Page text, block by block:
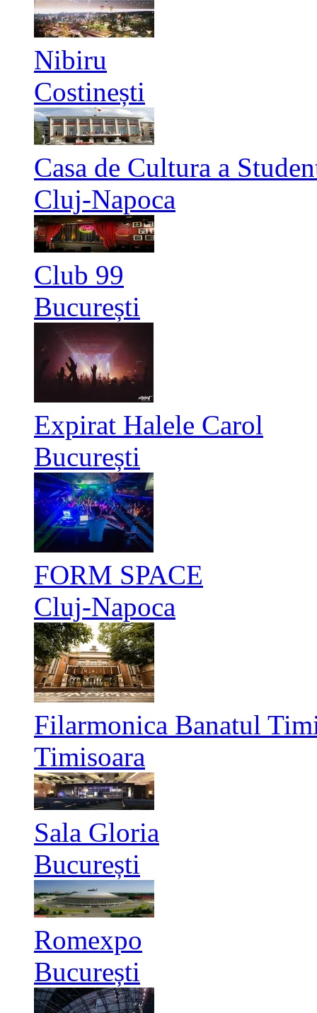
Nibiru
Costinești
Casa de Cultura a
Cluj-Napoca
Club 99
București
Expirat Halele Carol
București
FORM SPACE
Cluj-Napoca
Filarmonica Banatul
Timisoara
Sala Gloria
București
Romexpo
București